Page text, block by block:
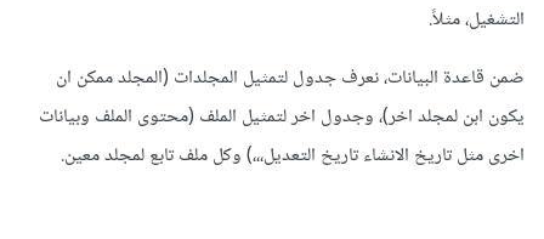
التشغيل، مثلاً.
ضمن قاعدة البيانات، نعرف جدول لتمثيل المجلدات (المجلد ممكن ان
يكون ابن لمجلد اخر)، وجدول اخر لتمثيل الملف (محتوى الملف وبيانات
اخرى مثل تاريخ الانشاء تاريخ التعديل،،،) وكل ملف تابع لمجلد معين.